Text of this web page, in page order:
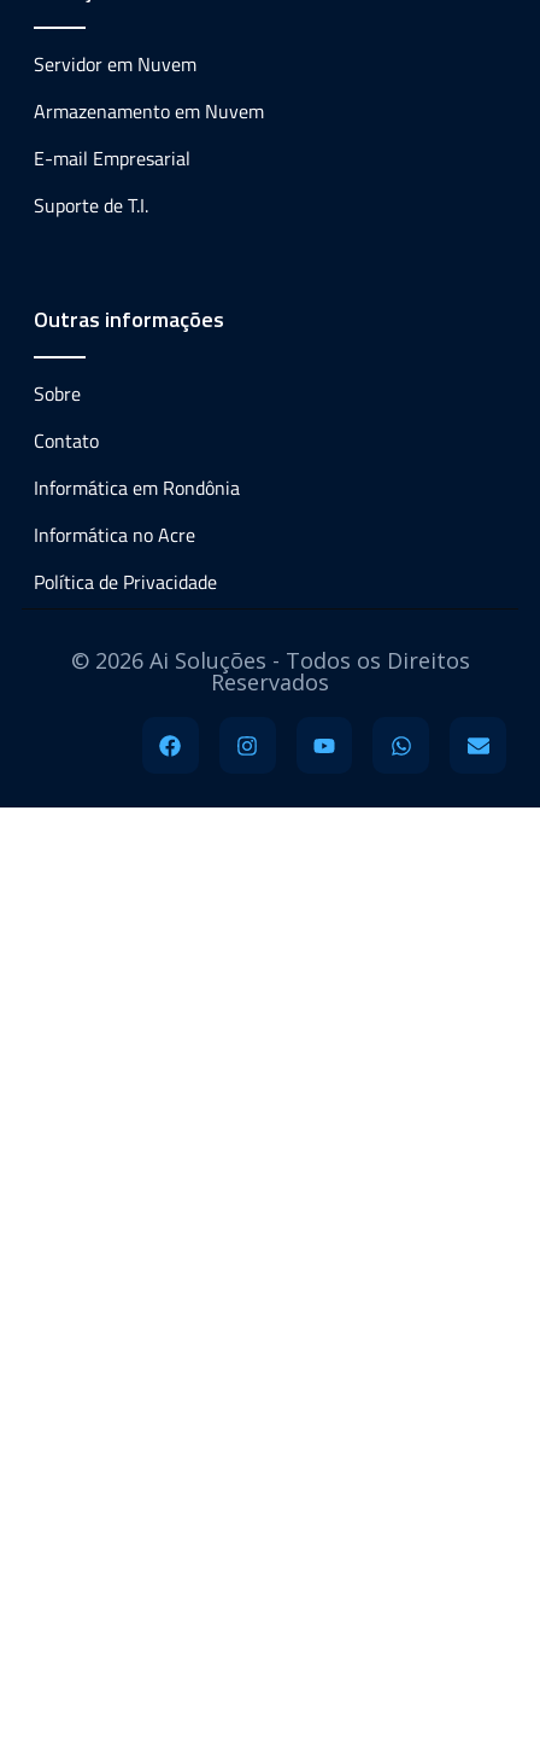
Servidor em Nuvem
Armazenamento em Nuvem
E-mail Empresarial
Suporte de T.I.
Outras informações
Sobre
Contato
Informática em Rondônia
Informática no Acre
Política de Privacidade
© 2026 Ai Soluções - Todos os Direitos
Reservados